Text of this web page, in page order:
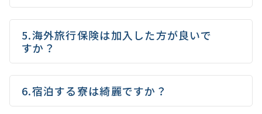
5.海外旅行保険は加入した方が良いで
すか？
6.宿泊する寮は綺麗ですか？